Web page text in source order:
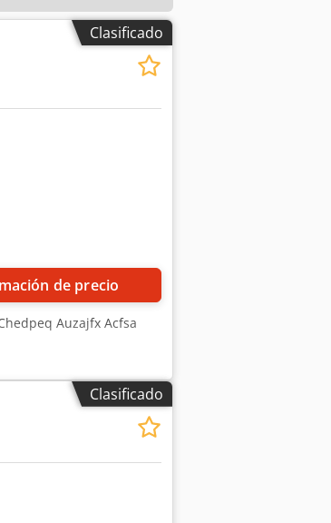
Clasificado
de precio
Auzajfx Acfsa
Clasificado